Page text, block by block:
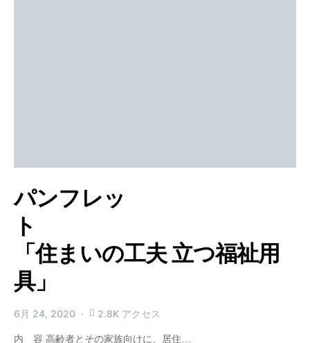
パンフレッ
ト
「住まいの工夫 立つ福祉用
具」
6月 24, 2020 2.8K アクセス
内 容 高齢者とその家族向けに、居住…